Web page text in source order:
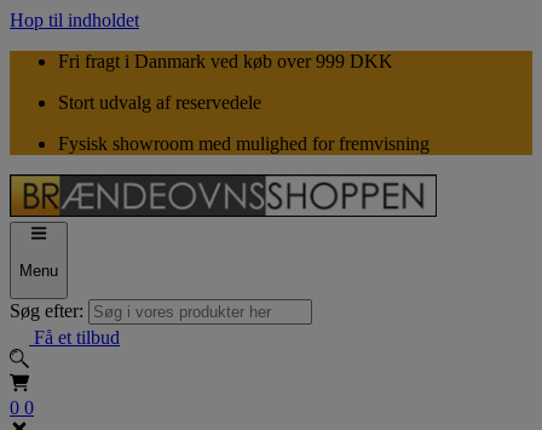
Hop til indholdet
Fri fragt i Danmark ved køb over 999 DKK
Stort udvalg af reservedele
Fysisk showroom med mulighed for fremvisning
Menu
Søg efter:
Få et tilbud
0 0